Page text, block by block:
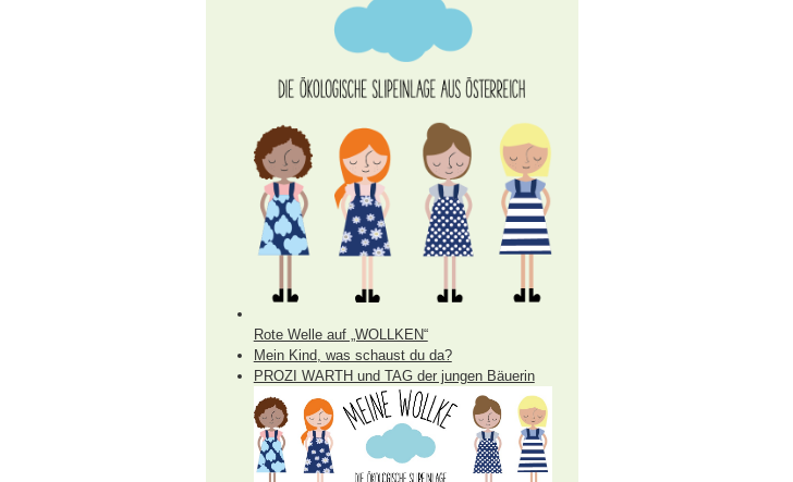
Rote Welle auf „WOLLKEN“
Mein Kind, was schaust du da?
PROZI WARTH und TAG der jungen Bäuerin